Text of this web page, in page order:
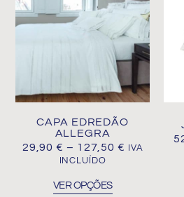
CAPA EDREDÃO
ALLEGRA
29,90€ – 127,50€
THROUGH
127,50 €
IVA
INCLUÍDO
VER OPÇÕES
has
multiple
variants.
The
options
may
chosen
on
page